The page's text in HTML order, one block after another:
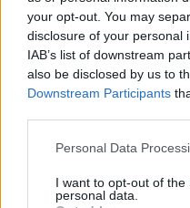
your opt-out. You may
disclosure of your personal
IAB’s list of downstream
also be disclosed by us to
Downstream Participants
Personal Data
I want to opt-out of the
personal data.
tenderi 15 milionë euro
për avionët zjarrfikës,
Vangjeli: Fituesja e lidhur
me skandale në Spanjë,
nisë hetimi i SPAK